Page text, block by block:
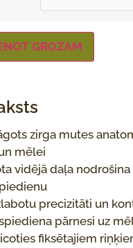
GROZAM
zirga mutes
mēlei
vidējā daļa
precizitāti un
pārnesi uz
fiksētajiem